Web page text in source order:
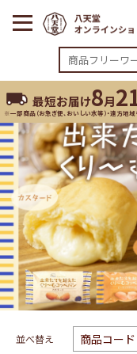
最短お届け8月
※一部商品（お急ぎ便、おいしい水等）・遠方地域
並べ替え